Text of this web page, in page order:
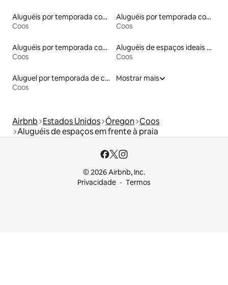
Aluguéis por temporada com acesso à praia
Coos
Aluguéis por temporada com acesso ao lago
Coos
Aluguéis por temporada com banheira de hidromassagem
Coos
Aluguéis de espaços ideais para famílias
Coos
Aluguel por temporada de casas de hóspedes
Coos
Mostrar mais
Airbnb Estados Unidos Óregon Coos
Aluguéis de espaços em frente à praia
© 2026 Airbnb, Inc.
Privacidade
Termos